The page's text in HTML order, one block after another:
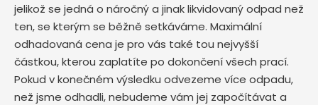
jelikož se jedná o náročný a jinak likvidovaný odpad než
ten, se kterým se běžně setkáváme. Maximální
odhadovaná cena je pro vás také tou nejvyšší
částkou, kterou zaplatíte po dokončení všech prací.
Pokud v konečném výsledku odvezeme více odpadu,
než jsme odhadli, nebudeme vám jej započítávat a